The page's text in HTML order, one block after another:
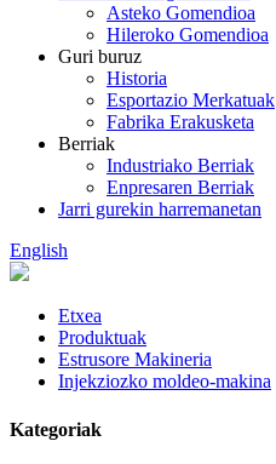
Asteko Gomendioa
Hileroko Gomendioa
Guri buruz
Historia
Esportazio Merkatuak
Fabrika Erakusketa
Berriak
Industriako Berriak
Enpresaren Berriak
Jarri gurekin harremanetan
English
Etxea
Produktuak
Estrusore Makineria
Injekziozko moldeo-makina
Kategoriak